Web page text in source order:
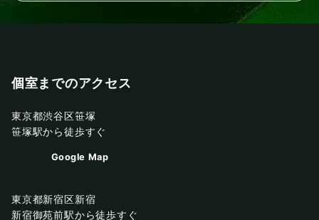
個室までのアクセス
東京都渋谷区笹塚
笹塚駅から徒歩すぐ
Google Map
東京都新宿区新宿
新宿御苑前駅から徒歩すぐ